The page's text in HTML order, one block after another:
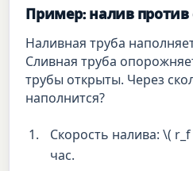
Пример: налив против
Наливная труба
Сливная труба
трубы открыты. Через
наполнится?
Скорость налива: \(
час.